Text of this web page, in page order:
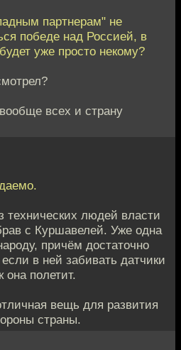
партнерам" не
победе над Россией, в
уже просто некому?
всех и страну
технических людей власти
с Куршавелей. Уже одна
причём достаточно
в ней забивать датчики
она полетит.
вещь для развития
страны.